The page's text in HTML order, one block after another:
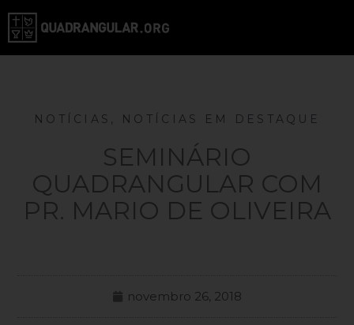
NOTÍCIAS , NOTÍCIAS EM DESTAQUE
SEMINÁRIO
QUADRANGULAR COM
PR. MARIO DE OLIVEIRA
novembro 26, 2018